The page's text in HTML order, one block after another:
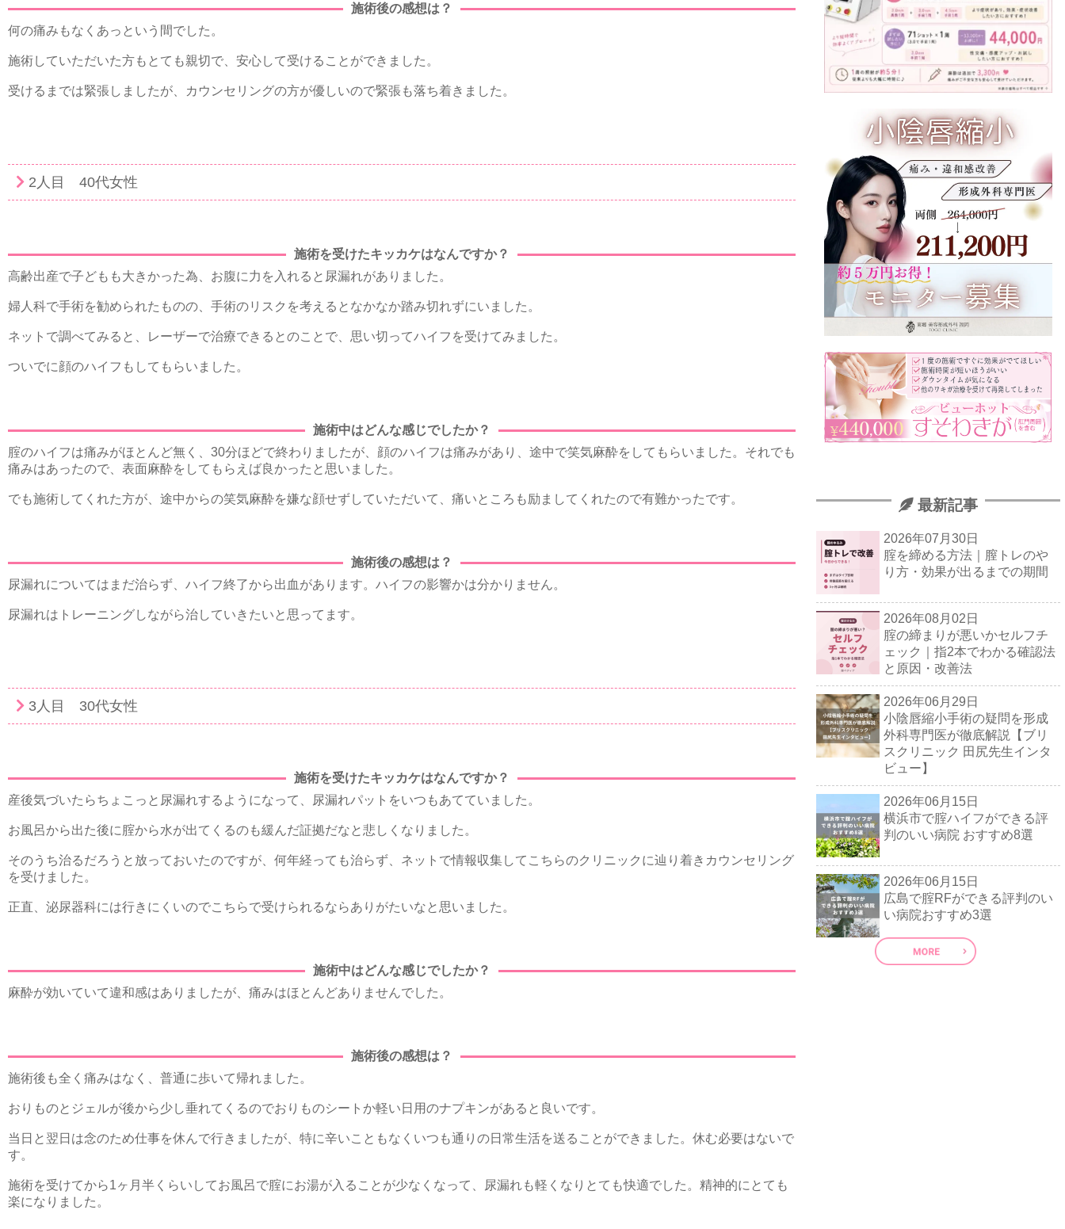
施術後の感想は？
何の痛みもなくあっという間でした。
施術していただいた方もとても親切で、安心して受けることができました。
受けるまでは緊張しましたが、カウンセリングの方が優しいので緊張も落ち着きました。
2人目 40代女性
施術を受けたキッカケはなんですか？
高齢出産で子どもも大きかった為、お腹に力を入れると尿漏れがありました。
婦人科で手術を勧められたものの、手術のリスクを考えるとなかなか踏み切れずにいました。
ネットで調べてみると、レーザーで治療できるとのことで、思い切ってハイフを受けてみました。
ついでに顔のハイフもしてもらいました。
施術中はどんな感じでしたか？
腟のハイフは痛みがほとんど無く、30分ほどで終わりましたが、顔のハイフは痛みがあり、途中で笑気麻酔をしてもらいました。それでも
痛みはあったので、表面麻酔をしてもらえば良かったと思いました。
でも施術してくれた方が、途中からの笑気麻酔を嫌な顔せずしていただいて、痛いところも励ましてくれたので有難かったです。
施術後の感想は？
尿漏れについてはまだ治らず、ハイフ終了から出血があります。ハイフの影響かは分かりません。
尿漏れはトレーニングしながら治していきたいと思ってます。
3人目 30代女性
施術を受けたキッカケはなんですか？
産後気づいたらちょこっと尿漏れするようになって、尿漏れパットをいつもあてていました。
お風呂から出た後に腟から水が出てくるのも緩んだ証拠だなと悲しくなりました。
そのうち治るだろうと放っておいたのですが、何年経っても治らず、ネットで情報収集してこちらのクリニックに辿り着きカウンセリング
を受けました。
正直、泌尿器科には行きにくいのでこちらで受けられるならありがたいなと思いました。
施術中はどんな感じでしたか？
麻酔が効いていて違和感はありましたが、痛みはほとんどありませんでした。
施術後の感想は？
施術後も全く痛みはなく、普通に歩いて帰れました。
おりものとジェルが後から少し垂れてくるのでおりものシートか軽い日用のナプキンがあると良いです。
当日と翌日は念のため仕事を休んで行きましたが、特に辛いこともなくいつも通りの日常生活を送ることができました。休む必要はないで
す。
施術を受けてから1ヶ月半くらいしてお風呂で腟にお湯が入ることが少なくなって、尿漏れも軽くなりとても快適でした。精神的にとても
楽になりました。
最新記事
2026年07月30日
腟を締める方法｜膣トレのや
り方・効果が出るまでの期間
2026年08月02日
腟の締まりが悪いかセルフチ
ェック｜指2本でわかる確認法
と原因・改善法
2026年06月29日
小陰唇縮小手術の疑問を形成
外科専門医が徹底解説【ブリ
スクリニック 田尻先生インタ
ビュー】
2026年06月15日
横浜市で腟ハイフができる評
判のいい病院 おすすめ8選
2026年06月15日
広島で腟RFができる評判のい
い病院おすすめ3選